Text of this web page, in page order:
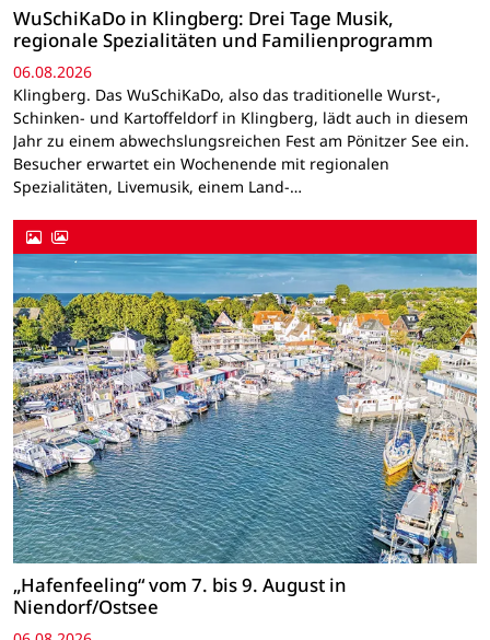
WuSchiKaDo in Klingberg: Drei Tage Musik,
regionale Spezialitäten und Familienprogramm
06.08.2026
Klingberg. Das WuSchiKaDo, also das traditionelle Wurst-,
Schinken- und Kartoffeldorf in Klingberg, lädt auch in diesem
Jahr zu einem abwechslungsreichen Fest am Pönitzer See ein.
Besucher erwartet ein Wochenende mit regionalen
Spezialitäten, Livemusik, einem Land-…
„Hafenfeeling“ vom 7. bis 9. August in
Niendorf/Ostsee